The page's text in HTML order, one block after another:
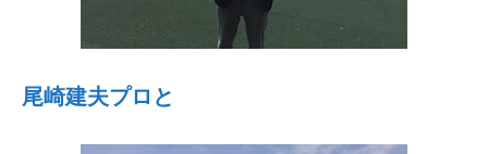
尾崎建夫プロと